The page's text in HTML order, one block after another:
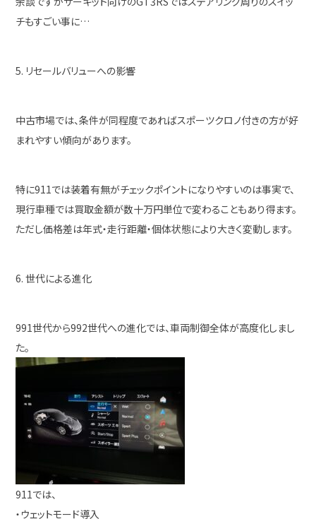
チもすごい事に…
5. リセールバリューへの影響
中古市場では、条件が同程度であればスポーツクロノ付きの方が好
まれやすい傾向があります。
特に911では装着有無がチェックポイントになりやすいのは事実で、
現行車種では買取金額が数十万円単位で変わることもあり得ます。
ただし価格差は年式・走行距離・個体状態により大きく変動します。
6. 世代による進化
991世代から992世代への進化では、車両制御全体が高度化しまし
た。
911では、
・ウェットモード導入